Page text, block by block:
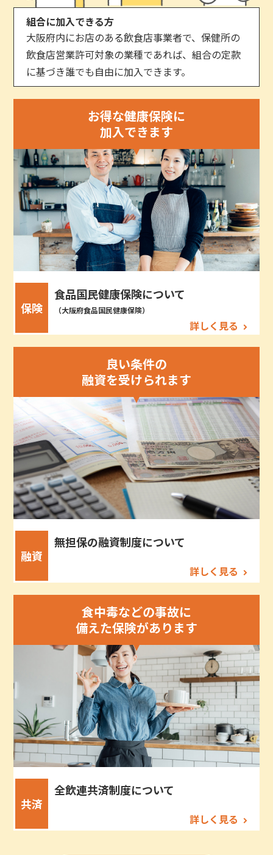
組合に加入できる方
大阪府内にお店のある飲食店事業者で、保健所の
飲食店営業許可対象の業種であれば、組合の定款
に基づき誰でも自由に加入できます。
お得な健康保険に
加入できます
保険
食品国民健康保険について
（大阪府食品国民健康保険）
詳しく見る
良い条件の
融資を受けられます
融資
無担保の融資制度について
詳しく見る
食中毒などの事故に
備えた保険があります
共済
全飲連共済制度について
詳しく見る